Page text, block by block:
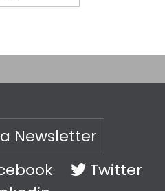
Newsletter
Twitter